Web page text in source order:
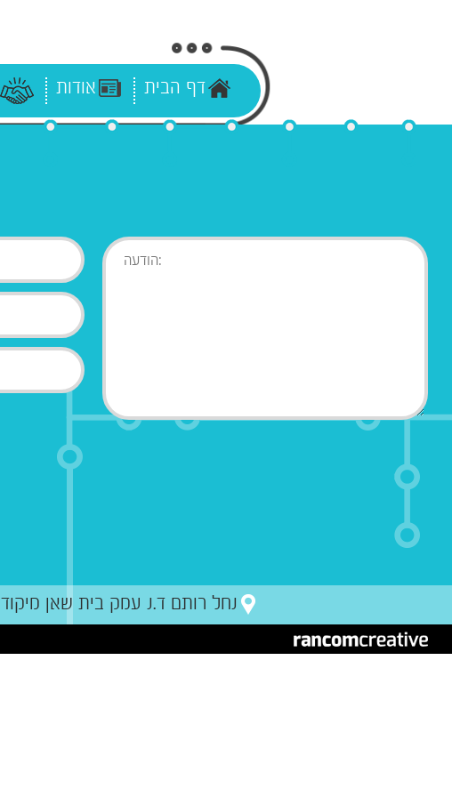
דף הבית אודות
נחל רותם ד.נ עמק בית שאן מיקוד 1093100